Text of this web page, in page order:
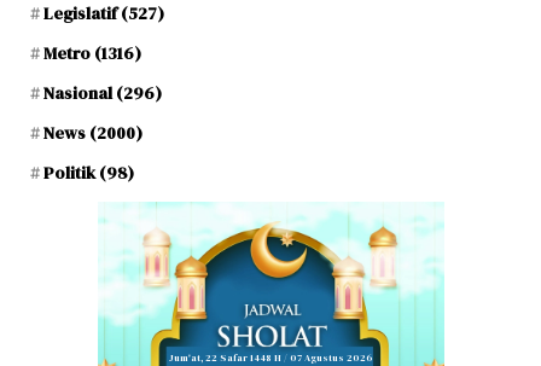
Legislatif(527)
Metro (1316)
Nasional(296)
News (2000)
Politik(98)
Jum'at, 22 Safar 1448 H / 07 Agustus 2026